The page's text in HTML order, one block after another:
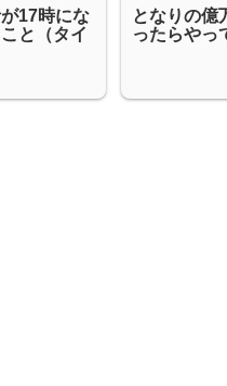
17時にな
と（タイ
となりの億
ったらやっ